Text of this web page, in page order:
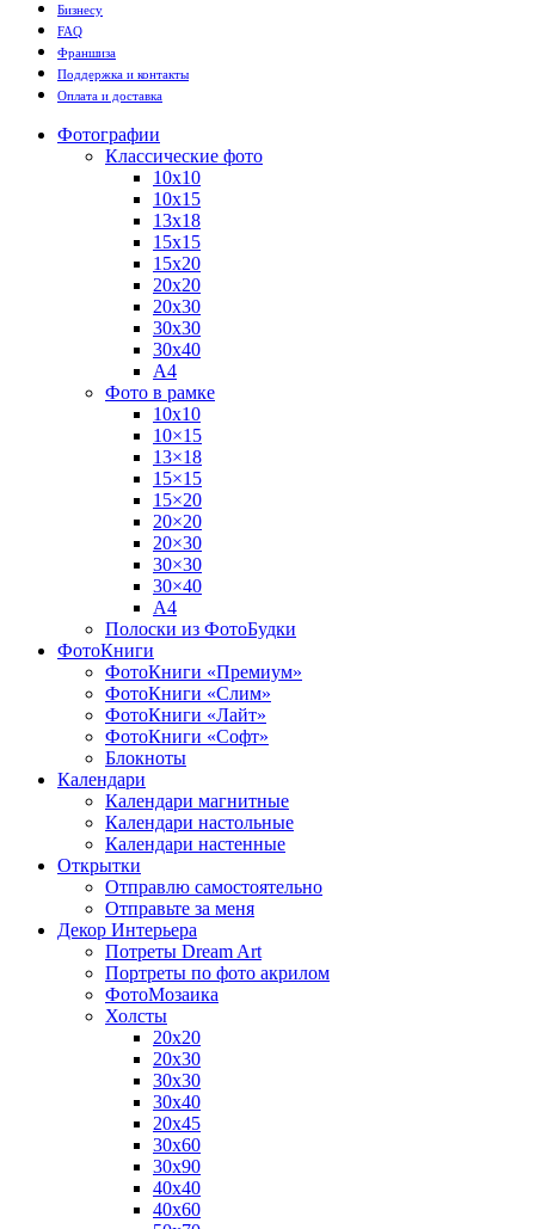
Бизнесу
FAQ
Франшиза
Поддержка и контакты
Оплата и доставка
Фотографии
Классические фото
10х10
10х15
13х18
15х15
15х20
20х20
20х30
30х30
30х40
А4
Фото в рамке
10х10
10×15
13×18
15×15
15×20
20×20
20×30
30×30
30×40
A4
Полоски из ФотоБудки
ФотоКниги
ФотоКниги «Премиум»
ФотоКниги «Слим»
ФотоКниги «Лайт»
ФотоКниги «Софт»
Блокноты
Календари
Календари магнитные
Календари настольные
Календари настенные
Открытки
Отправлю самостоятельно
Отправьте за меня
Декор Интерьера
Потреты Dream Art
Портреты по фото акрилом
ФотоМозаика
Холсты
20х20
20х30
30х30
30х40
20х45
30х60
30х90
40х40
40х60